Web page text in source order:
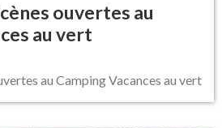
ouvertes au
au vert
au Camping Vacances au vert